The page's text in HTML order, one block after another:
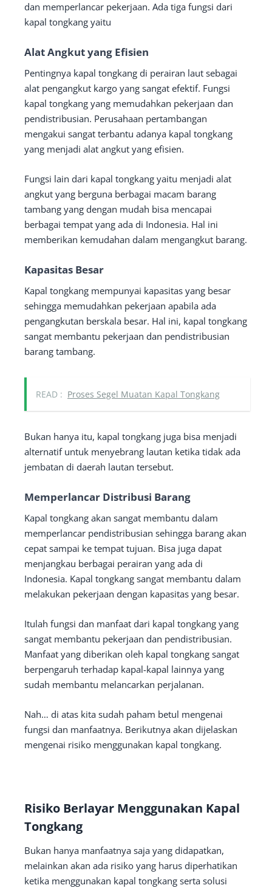
dan memperlancar pekerjaan. Ada tiga fungsi dari
kapal tongkang yaitu
Alat Angkut yang Efisien
Pentingnya kapal tongkang di perairan laut sebagai
alat pengangkut kargo yang sangat efektif. Fungsi
kapal tongkang yang memudahkan pekerjaan dan
pendistribusian. Perusahaan pertambangan
mengakui sangat terbantu adanya kapal tongkang
yang menjadi alat angkut yang efisien.
Fungsi lain dari kapal tongkang yaitu menjadi alat
angkut yang berguna berbagai macam barang
tambang yang dengan mudah bisa mencapai
berbagai tempat yang ada di Indonesia. Hal ini
memberikan kemudahan dalam mengangkut barang.
Kapasitas Besar
Kapal tongkang mempunyai kapasitas yang besar
sehingga memudahkan pekerjaan apabila ada
pengangkutan berskala besar. Hal ini, kapal tongkang
sangat membantu pekerjaan dan pendistribusian
barang tambang.
READ : Proses Segel Muatan Kapal Tongkang
Bukan hanya itu, kapal tongkang juga bisa menjadi
alternatif untuk menyebrang lautan ketika tidak ada
jembatan di daerah lautan tersebut.
Memperlancar Distribusi Barang
Kapal tongkang akan sangat membantu dalam
memperlancar pendistribusian sehingga barang akan
cepat sampai ke tempat tujuan. Bisa juga dapat
menjangkau berbagai perairan yang ada di
Indonesia. Kapal tongkang sangat membantu dalam
melakukan pekerjaan dengan kapasitas yang besar.
Itulah fungsi dan manfaat dari kapal tongkang yang
sangat membantu pekerjaan dan pendistribusian.
Manfaat yang diberikan oleh kapal tongkang sangat
berpengaruh terhadap kapal-kapal lainnya yang
sudah membantu melancarkan perjalanan.
Nah… di atas kita sudah paham betul mengenai
fungsi dan manfaatnya. Berikutnya akan dijelaskan
mengenai risiko menggunakan kapal tongkang.
Risiko Berlayar Menggunakan Kapal
Tongkang
Bukan hanya manfaatnya saja yang didapatkan,
melainkan akan ada risiko yang harus diperhatikan
ketika menggunakan kapal tongkang serta solusi